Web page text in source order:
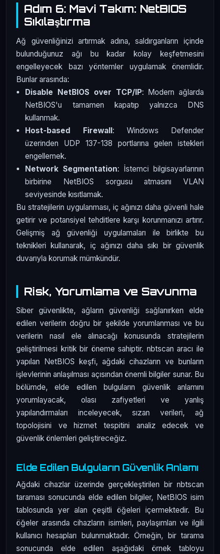
Adım 6: Mavi Takım: NetBIOS
Sıkılaştırma
Ağ güvenliğinizi artırmak adına, saldırganların içinde
bulunduğunuz ağı bu kadar kolay keşfetmesini
engelleyecek bazı yöntemler uygulamak önemlidir.
Bunlar arasında:
Disable NetBIOS over TCP/IP: Modern ağlarda
NetBIOS'u tamamen kapatıp yalnızca DNS
kullanmak.
Host-based Firewall: Windows Defender
üzerinden UDP 137-138 portlarına gelen istekleri
engellemek.
Network Segmentation: İstemci bilgisayarlarının
birbirine NetBIOS sorgusu atmasını VLAN
seviyesinde kısıtlamak.
Bu stratejilerin uygulanması, iç ağınızı daha güvenli hale
getirir ve potansiyel tehditlere karşı korunmanızı artırır.
Gelişmiş ağ güvenliği uygulamaları ile birlikte bu
teknikleri kullanarak, iç ağınızı daha sıkı bir güvenlik
duvarıyla korumak mümkündür.
Risk, Yorumlama ve Savunma
Siber güvenlikte, ağların güvenliği sağlanırken elde
edilen verilerin doğru bir şekilde yorumlanması ve bu
verilerin nasıl ele alınacağı konusunda stratejilerin
geliştirilmesi kritik bir öneme sahiptir. nbtscan aracı ile
yapılan NetBIOS keşfi, ağdaki cihazların ve bunların
işlevlerinin anlaşılması açısından önemli bilgiler sunar. Bu
bölümde, elde edilen bulguların güvenlik anlamını
yorumlayacak, olası zafiyetleri ve yanlış
yapılandırmaları inceleyecek, sızan verileri, ağ
topolojisini ve hizmet tespitini analiz edecek ve
güvenlik önlemleri geliştireceğiz.
Elde Edilen Bulguların Güvenlik Anlamı
Ağdaki cihazlar üzerinde gerçekleştirilen bir nbtscan
taraması sonucunda elde edilen bilgiler, NetBIOS isim
tablosunda yer alan çeşitli öğeleri içermektedir. Bu
öğeler arasında cihazların isimleri, paylaşımları ve ilgili
kullanıcı hesapları bulunmaktadır. Örneğin, bir tarama
sonucunda elde edilen aşağıdaki örnek tabloyu